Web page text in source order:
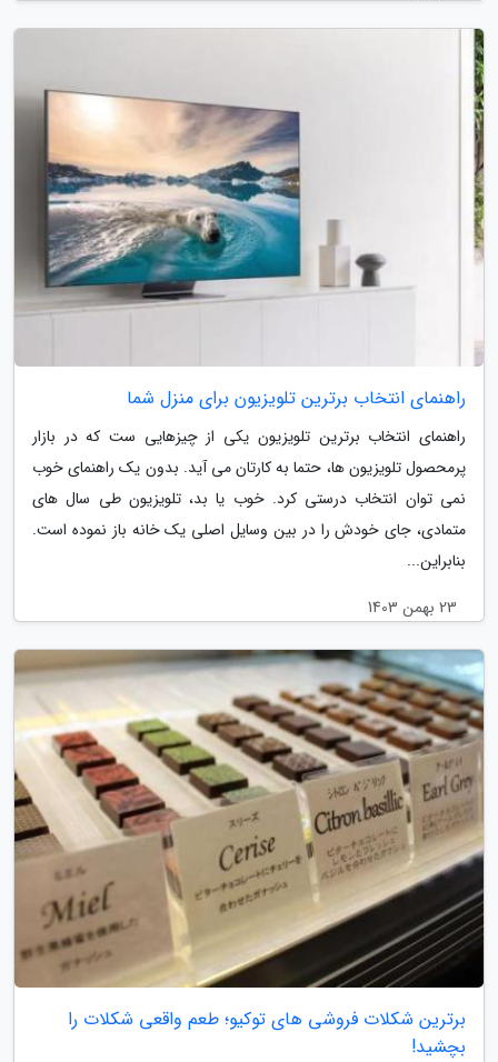
راهنمای انتخاب برترین تلویزیون برای منزل شما
راهنمای انتخاب برترین تلویزیون یکی از چیزهایی ست که در بازار
پرمحصول تلویزیون ها، حتما به کارتان می آید. بدون یک راهنمای خوب
نمی توان انتخاب درستی کرد. خوب یا بد، تلویزیون طی سال های
متمادی، جای خودش را در بین وسایل اصلی یک خانه باز نموده است.
بنابراین...
23 بهمن 1403
برترین شکلات فروشی های توکیو؛ طعم واقعی شکلات را
بچشید!